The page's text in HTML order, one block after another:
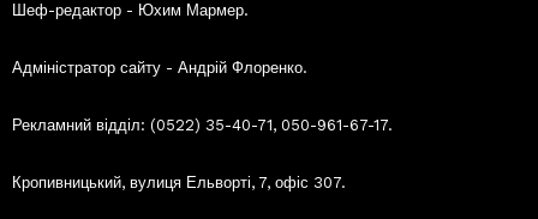
Шеф-редактор - Юхим Мармер.
Адміністратор сайту - Андрій Флоренко.
Рекламний відділ: (0522) 35-40-71, 050-961-67-17.
Кропивницький, вулиця Ельворті, 7, офіс 307.